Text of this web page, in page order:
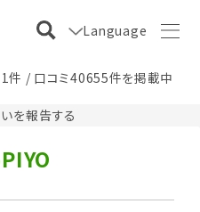
Language
件 / 口コミ40655件を掲載中
を報告する